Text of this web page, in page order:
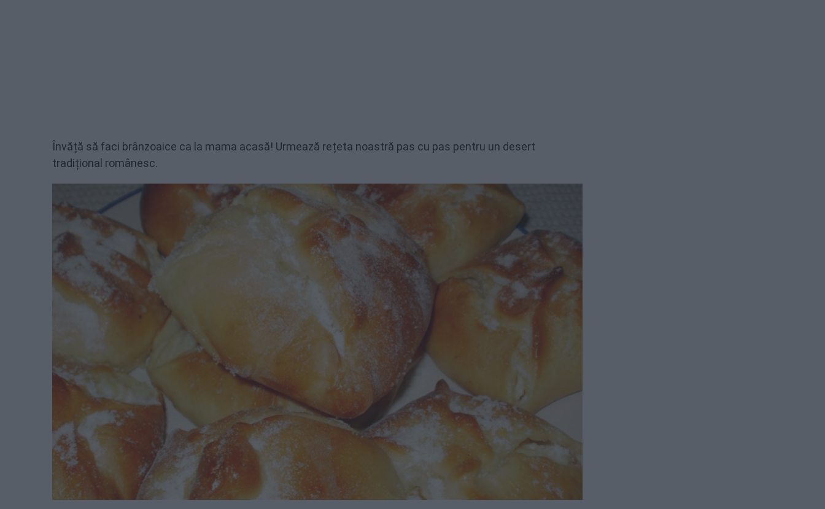
Învăță să faci brânzoaice ca la mama acasă! Urmează rețeta noastră pas cu pas pentru un desert
tradițional românesc.